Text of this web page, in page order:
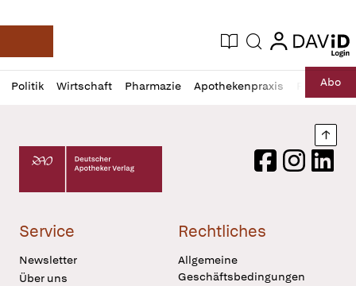
Deutsche Apotheker Zeitung
Aktuelle Ausgabe
Suche login
login
Politik Wirtschaft Pharmazie Apothekenpraxis RechtAbo
Profil
öffnen
Daz
Pur
Deutscher Apotheker Verlag Logo
FacebookInstagram
Service
Newsletter
Über uns
Rechtliches
Allgemeine
Geschäftsbedingungen